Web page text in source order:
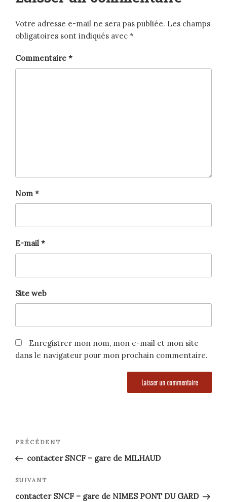
Votre adresse e-mail ne sera pas publiée. Les champs
obligatoires sont indiqués avec *
Commentaire *
Nom *
E-mail *
Site web
Enregistrer mon nom, mon e-mail et mon site
dans le navigateur pour mon prochain commentaire.
Navigation
de
l’article
Article
précédent
PRÉCÉDENT
contacter SNCF – gare de MILHAUD
Article
suivant
SUIVANT
contacter SNCF – gare de NIMES PONT DU GARD